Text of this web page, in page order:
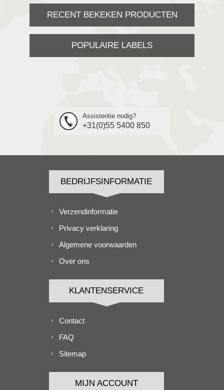
RECENT BEKEKEN PRODUCTEN
POPULAIRE LABELS
Assistentie nodig?
+31(0)55 5400 850
BEDRIJFSINFORMATIE
Verzendinformatie
Privacy verklaring
Algemene voorwaarden
Over ons
KLANTENSERVICE
Contact
FAQ
Sitemap
MIJN ACCOUNT